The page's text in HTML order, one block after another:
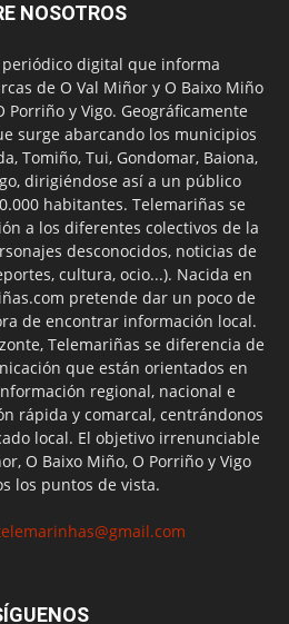
NOSOTROS
digital que informa
de O Val Miñor y O Baixo Miño
Porriño y Vigo. Geográficamente
surge abarcando los municipios
Tomiño, Tui, Gondomar, Baiona,
dirigiéndose así a un público
habitantes. Telemariñas se
a los diferentes colectivos de la
desconocidos, noticias de
cultura, ocio...). Nacida en
pretende dar un poco de
de encontrar información local.
Telemariñas se diferencia de
que están orientados en
regional, nacional e
rápida y comarcal, centrándonos
local. El objetivo irrenunciable
O Baixo Miño, O Porriño y Vigo
los puntos de vista.